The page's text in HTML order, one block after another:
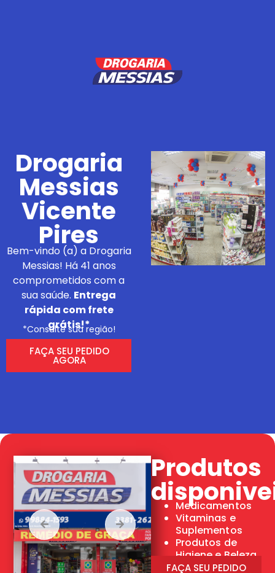
Drogaria
Messias
Vicente
Pires
Bem-vindo (a) a Drogaria
Messias! Há 41 anos
comprometidos com a
sua saúde. Entrega
rápida com frete
grátis!*
*Consulte sua região!
FAÇA SEU PEDIDO
AGORA
Produtos
Medicamentos
Vitaminas e
Suplementos
Produtos de
Higiene e Beleza
FAÇA SEU PEDIDO